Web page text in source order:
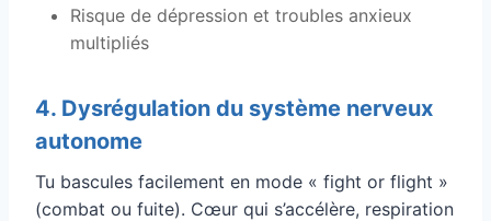
Risque de dépression et troubles anxieux
multipliés
4. Dysrégulation du système nerveux
autonome
Tu bascules facilement en mode « fight or flight »
(combat ou fuite). Cœur qui s’accélère, respiration